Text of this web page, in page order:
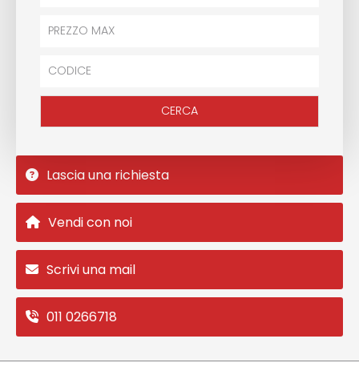
CERCA
Lascia una richiesta
Vendi con noi
Scrivi una mail
011 0266718